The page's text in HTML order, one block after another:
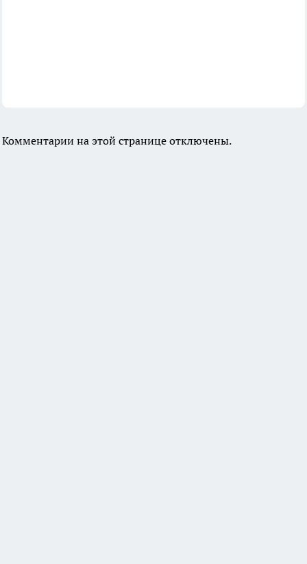
Комментарии на этой странице отключены.